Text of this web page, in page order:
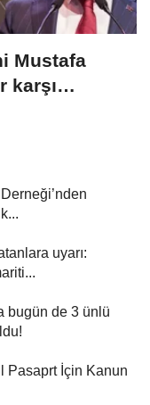
Mustafa
karşı
uyarı:
bugün de 3 ünlü
Pasaprt İçin Kanun